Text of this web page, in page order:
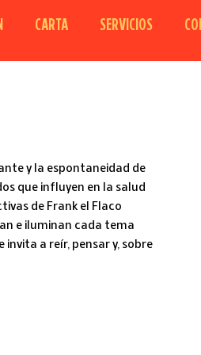
CARTA SERVICIOS
y la espontaneidad de
que influyen en la salud
de Frank el Flaco
e iluminan cada tema
a reír, pensar y, sobre